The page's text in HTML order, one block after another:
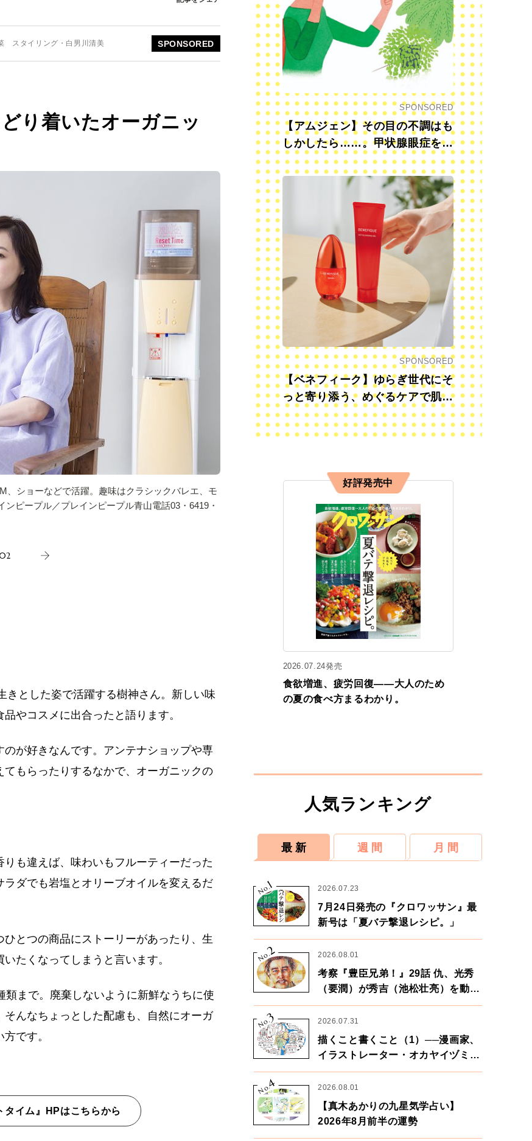
スタイリング・白男川清美 SPONSORED
り着いたオーガニッ
、ショーなどで活躍。趣味はクラシックバレエ、モ
ピープル／プレインピープル青山電話03・6419・
撮影に持ってきてくれた、今使っているオリーブオイル（右から2本）と
とした姿で活躍する樹神さん。新しい味
やコスメに出合ったと語ります。
のが好きなんです。アンテナショップや専
もらったりするなかで、オーガニックの
りも違えば、味わいもフルーティーだった
ダでも岩塩とオリーブオイルを変えるだ
とつの商品にストーリーがあったり、生
たくなってしまうと言います。
まで。廃棄しないように新鮮なうちに使
んなちょっとした配慮も、自然にオーガ
です。
タイム』HPはこちらから
SPONSORED
【アムジェン】その目の不調はも
しかしたら……。甲状腺眼症を知
っていますか？
SPONSORED
【ベネフィーク】ゆらぎ世代にそ
っと寄り添う、めぐるケアで肌も
心も前向きに
好評発売中
2026.07.24発売
食欲増進、疲労回復——大人のため
の夏の食べ方まるわかり。
人気ランキング
最 新 週 間 月 間
No.
1 2026.07.23
7月24日発売の『クロワッサン』最
新号は「夏バテ撃退レシピ。」
No.2 2026.08.01
考察『豊臣兄弟！』29話 仇、光秀
（要潤）が秀吉（池松壮亮）を動か
す。天下に向けた兄弟の分岐点。
No.
3 2026.07.31
描くこと書くこと（1）──漫画家、
イラストレーター・オカヤイヅミさ
ん×漫画家・鶴谷香央理さん
No.
4 2026.08.01
【真木あかりの九星気学占い】
2026年8月前半の運勢